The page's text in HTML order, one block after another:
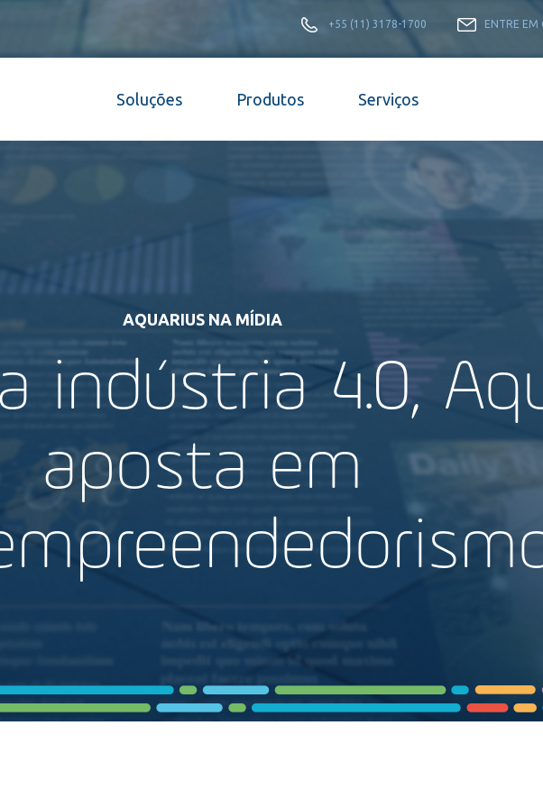
+55 (11) 3178-1700 ENTRE EM
Soluções Produtos Serviços
AQUARIUS NA MÍDIA
indústria 4.0,
aposta em